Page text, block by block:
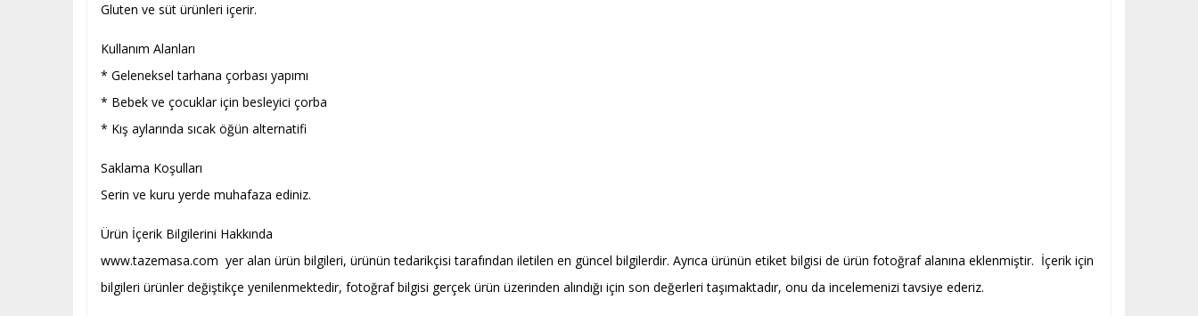
Gluten ve süt ürünleri içerir.
Kullanım Alanları
* Geleneksel tarhana çorbası yapımı
* Bebek ve çocuklar için besleyici çorba
* Kış aylarında sıcak öğün alternatifi
Saklama Koşulları
Serin ve kuru yerde muhafaza ediniz.
Ürün İçerik Bilgilerini Hakkında
www.tazemasa.com yer alan ürün bilgileri, ürünün tedarikçisi tarafından iletilen en güncel bilgilerdir. Ayrıca ürünün etiket bilgisi de ürün fotoğraf alanına eklenmiştir. İçerik için
bilgileri ürünler değiştikçe yenilenmektedir, fotoğraf bilgisi gerçek ürün üzerinden alındığı için son değerleri taşımaktadır, onu da incelemenizi tavsiye ederiz.